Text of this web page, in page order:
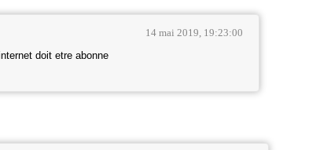
14 mai 2019, 19:23:00
doit etre abonne